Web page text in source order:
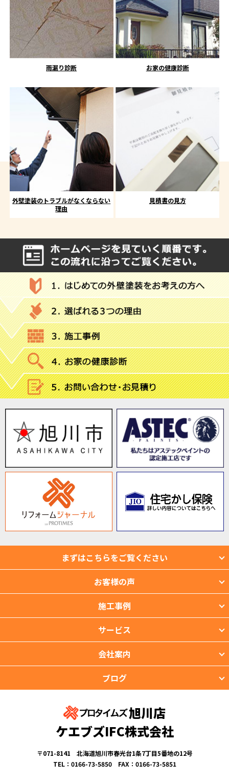
雨漏り診断 お家の健康診断
外壁塗装のトラブルがなくならない
理由
見積書の見方
まずはこちらをご覧ください
お客様の声
施工事例
サービス
会社案内
ブログ
旭川店
ケエブズIFC株式会社
〒071-8141 北海道旭川市春光台1条7丁目5番地の12号
TEL：0166-73-5850 FAX：0166-73-5851